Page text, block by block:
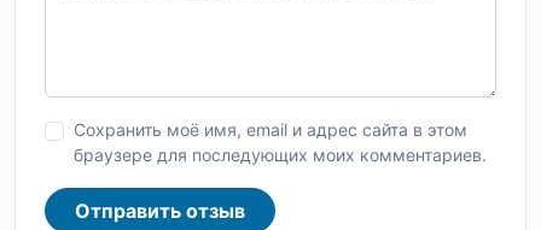
Сохранить моё имя, email и адрес сайта в этом
браузере для последующих моих комментариев.
Отправить отзыв